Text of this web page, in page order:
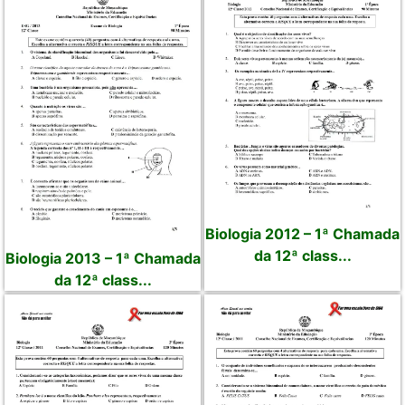
Biologia 2013 – 1ª Chamada
da 12ª class...
Biologia 2012 – 1ª Chamada
da 12ª class...